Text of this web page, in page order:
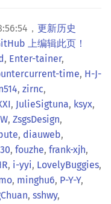
， 更新历史
上编辑此页！
, Enter-tainer,
time, H-J-
, zirnc,
, JulieSigtuna, ksyx,
, ZsgsDesign,
, diauweb,
, fouzhe, frank-xjh,
, i-yyi, LovelyBuggies,
, minghu6, P-Y-Y,
, sshwy,